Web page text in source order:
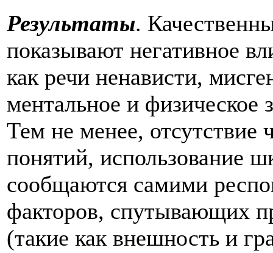
Результаты.
показывают негативное
как речи ненависти,
ментальное и физическое
Тем не менее, отсутствие
понятий, использование
сообщаются самими
факторов, спутывающих
(такие как внешность и